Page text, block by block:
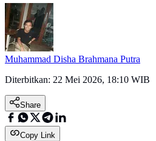
Muhammad Disha Brahmana Putra
Diterbitkan: 22 Mei 2026, 18:10 WIB
Share
Copy Link